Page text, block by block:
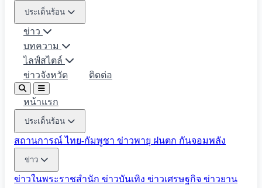
ประเด็นร้อน
ข่าว
บทความ
ไลฟ์สไตล์
ข่าวจังหวัด
ติดต่อ
หน้าแรก
ประเด็นร้อน
สถานการณ์ ไทย-กัมพูชา ข่าวพายุ ฝนตก กันจอมพลัง
ข่าว
ข่าวในพระราชสำนัก ข่าวบันเทิง ข่าวเศรษฐกิจ ข่าวยาน